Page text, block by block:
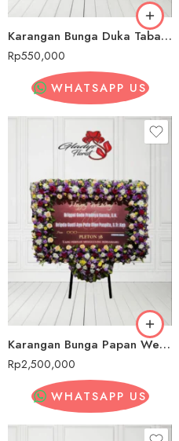
Karangan Bunga Duka Tabalong
Rp550,000
WHATSAPP US
Karangan Bunga Papan Wedding/ Pernikahan Tabalong
Rp2,500,000
WHATSAPP US